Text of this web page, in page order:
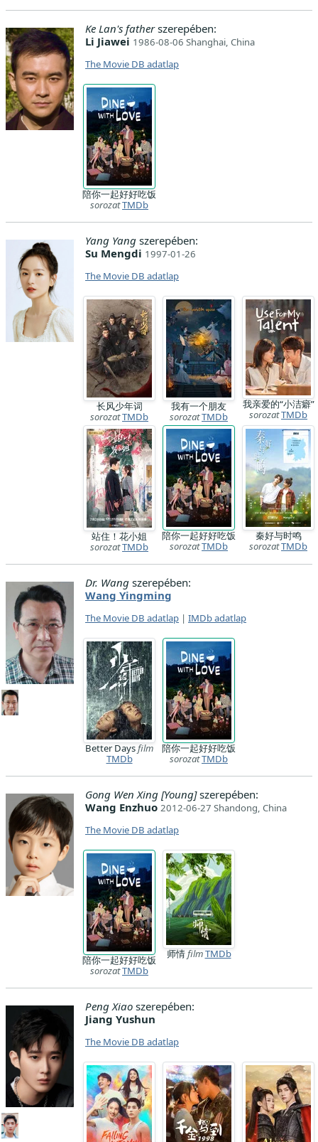
Ke Lan's fatherszerepében:
Li Jiawei 1986-08-06 Shanghai, China
The Movie DB adatlap
陪你一起好好吃饭
sorozatTMDb
Yang Yang szerepében:
Su Mengdi 1997-01-26
The Movie DB adatlap
长风少年词
sorozatTMDb
我有一个朋友
sorozatTMDb
我亲爱的“小洁癖”
sorozatTMDb
站住！花小姐
sorozatTMDb
陪你一起好好吃饭
sorozatTMDb
秦好与时鸣
sorozatTMDb
Dr. Wang szerepében:
Wang Yingming
The Movie DB adatlap | IMDb adatlap
Better Daysfilm
TMDb
陪你一起好好吃饭
sorozatTMDb
Gong Wen Xing [Young]szerepében:
Wang Enzhuo 2012-06-27 Shandong, China
The Movie DB adatlap
陪你一起好好吃饭
sorozatTMDb
师情filmTMDb
Peng Xiao szerepében:
Jiang Yushun
The Movie DB adatlap